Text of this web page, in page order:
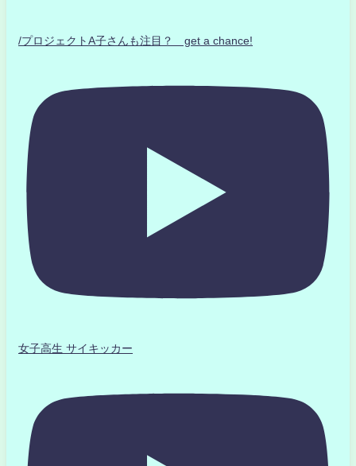
/プロジェクトA子さんも注目？ get a chance!
女子高生 サイキッカー